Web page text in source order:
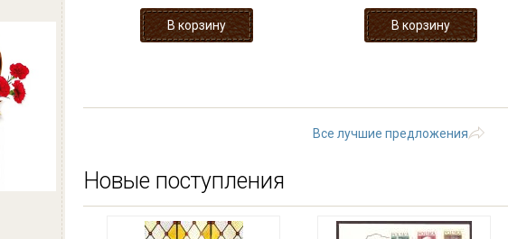
Все лучшие предложения
Новые поступления